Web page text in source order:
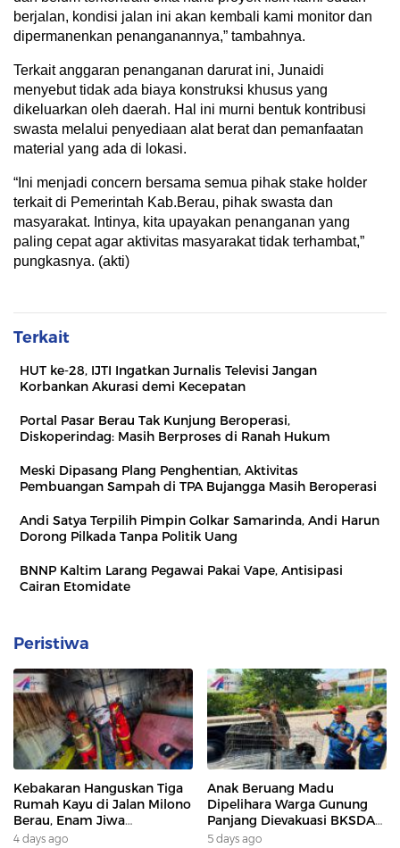
berjalan, kondisi jalan ini akan kembali kami monitor dan
dipermanenkan penanganannya,” tambahnya.
Terkait anggaran penanganan darurat ini, Junaidi
menyebut tidak ada biaya konstruksi khusus yang
dikeluarkan oleh daerah. Hal ini murni bentuk kontribusi
swasta melalui penyediaan alat berat dan pemanfaatan
material yang ada di lokasi.
“Ini menjadi concern bersama semua pihak stake holder
terkait di Pemerintah Kab.Berau, pihak swasta dan
masyarakat. Intinya, kita upayakan penanganan yang
paling cepat agar aktivitas masyarakat tidak terhambat,”
pungkasnya. (akti)
Terkait
HUT ke-28, IJTI Ingatkan Jurnalis Televisi Jangan
Korbankan Akurasi demi Kecepatan
Portal Pasar Berau Tak Kunjung Beroperasi,
Diskoperindag: Masih Berproses di Ranah Hukum
Meski Dipasang Plang Penghentian, Aktivitas
Pembuangan Sampah di TPA Bujangga Masih Beroperasi
Andi Satya Terpilih Pimpin Golkar Samarinda, Andi Harun
Dorong Pilkada Tanpa Politik Uang
BNNP Kaltim Larang Pegawai Pakai Vape, Antisipasi
Cairan Etomidate
Peristiwa
Kebakaran Hanguskan Tiga
Rumah Kayu di Jalan Milono
Berau, Enam Jiwa
Terdampak
4 days ago
Anak Beruang Madu
Dipelihara Warga Gunung
Panjang Dievakuasi BKSDA
Dan DAMKAR
5 days ago